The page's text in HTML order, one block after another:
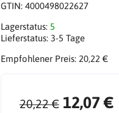
GTIN: 4000498022627
Lagerstatus: 5
Lieferstatus: 3-5 Tage
Empfohlener Preis: 20,22 €
20,22 € 12,07 €